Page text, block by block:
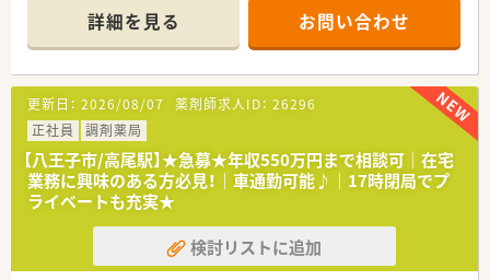
■従業員の方も気さくな方ばかりなので、すぐに馴染むことので
きる環境です。
＼ 企業の特徴 ／
■立川市を中心に3店舗ほどの店舗を展開している薬局です
■「薬剤師として、薬局として、地域の方々に何が出来るか？」と
いう視点で
取り組みを行っており、患者様からの信頼も厚い会社です。
■スタッフ同士和気あいあいとしており、しっかり話し合える環
境があります
現場の意見も反映されやすく、やりがいにも繋がっています
詳細を見る お問い合わせ
更新日： 2026/08/07 薬剤師求人ID： 26296
正社員
調剤薬局
【八王子市/高尾駅】★急募★年収550万円まで相談可｜在宅
業務に興味のある方必見！｜車通勤可能♪｜17時閉局でプ
ライベートも充実★
検討リストに追加